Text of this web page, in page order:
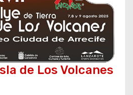
de Los Volcanes